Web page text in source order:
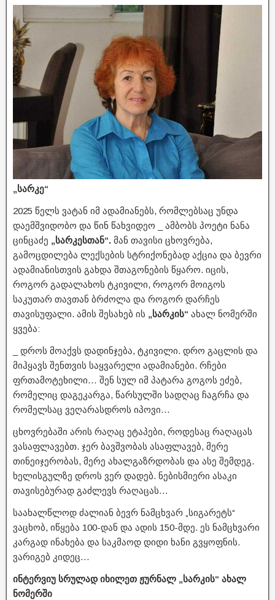
„სარკე“
2025 წელს ვატან იმ ადამიანებს, რომლებსაც უნდა
დაემშვიდობო და წინ წახვიდეო _ ამბობს პოეტი ნანა
ცინცაძე „სარკესთან“. მან თავისი ცხოვრება,
გამოცდილება ლექსების სტრიქონებად აქცია და ბევრი
ადამიანისთვის გახდა შთაგონების წყარო. იცის,
როგორ გადალახოს ტკივილი, როგორ მოიგოს
საკუთარ თავთან ბრძოლა და როგორ დარჩეს
თავისუფალი. ამის შესახებ ის „სარკის“ ახალ ნომერში
ყვება:
_ დროს მოაქვს დადინჯება, ტკივილი. დრო გაცლის და
მიჰყავს შენთვის საყვარელი ადამიანები. რჩები
ფრთამოტეხილი… შენ სულ იმ პატარა გოგოს ეძებ,
რომელიც დაგეკარგა, წარსულში სადღაც ჩაგრჩა და
რომელსაც ვეღარასდროს იპოვი…
ცხოვრებაში არის რაღაც ეტაპები, როდესაც რაღაცას
ვასაფლავებთ. ჯერ ბავშვობას ასაფლავებ, მერე
თინეიჯერობას, მერე ახალგაზრდობას და ასე შემდეგ.
ხელისგულზე დროს ვერ დადებ. ნებისმიერი ასაკი
თავისებურად გაძლევს რაღაცას…
საახალწლოდ ძალიან ბევრ ნამცხვარ „სიგარეტს“
ვაცხობ, იწყება 100-დან და ადის 150-მდე. ეს ნამცხვარი
კარგად ინახება და საკმაოდ დიდი ხანი გვყოფნის.
ვარიგებ კიდეც…
ინტერვიუ სრულად იხილეთ ჟურნალ „სარკის“ ახალ
ნომერში